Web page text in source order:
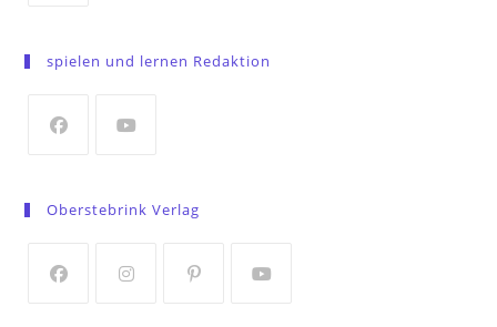
a
tab
spielen und lernen Redaktion
a
tab
tab
Oberstebrink Verlag